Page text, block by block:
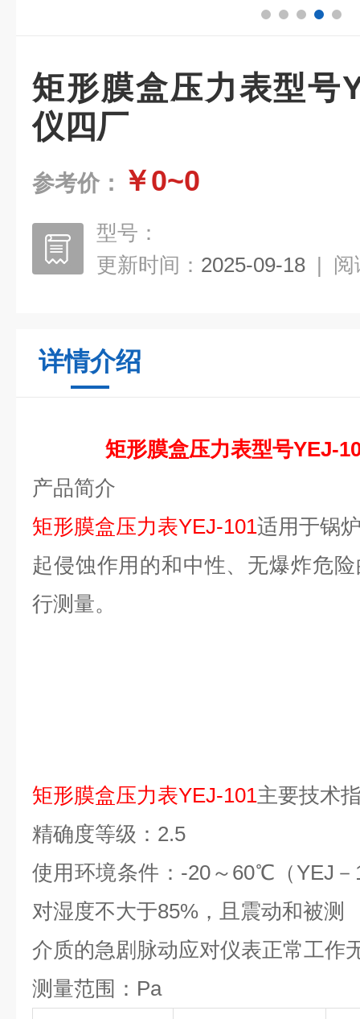
矩形膜盒压力表型号
仪四厂
参考价： ￥0~0
型号：
更新时间： 2025-09-18 | 阅
详情介绍
矩形膜盒压力表型号YEJ-
产品简介
矩形膜盒压力表YEJ-101适用于锅
起侵蚀作用的和中性、无爆炸危
行测量。
矩形膜盒压力表YEJ-101主要技术
精确度等级：2.5
使用环境条件：-20～60℃（YEJ
对湿度不大于85%，且震动和被测
介质的急剧脉动应对仪表正常工作
测量范围：Pa